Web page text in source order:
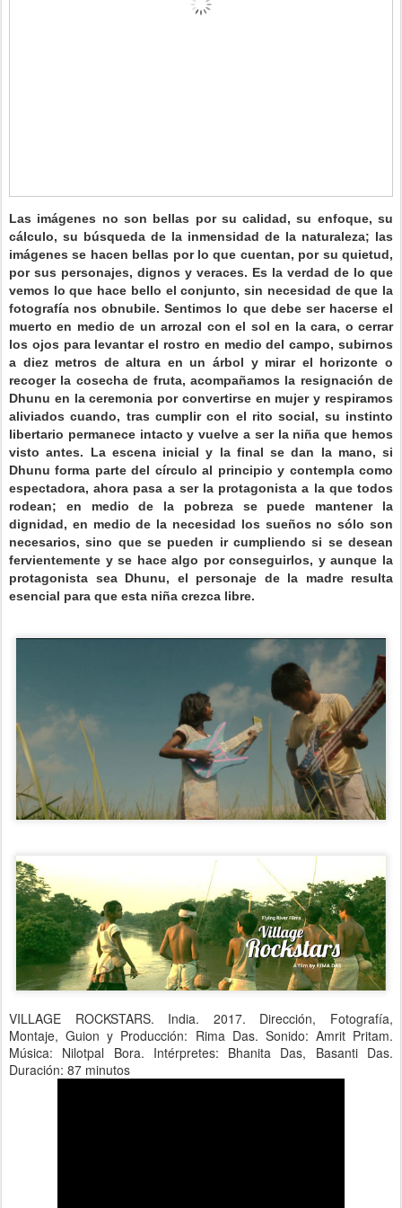
Las imágenes no son bellas por su calidad, su enfoque, su
cálculo, su búsqueda de la inmensidad de la naturaleza; las
imágenes se hacen bellas por lo que cuentan, por su quietud,
por sus personajes, dignos y veraces. Es la verdad de lo que
vemos lo que hace bello el conjunto, sin necesidad de que la
fotografía nos obnubile. Sentimos lo que debe ser hacerse el
muerto en medio de un arrozal con el sol en la cara, o cerrar
los ojos para levantar el rostro en medio del campo, subirnos
a diez metros de altura en un árbol y mirar el horizonte o
recoger la cosecha de fruta, acompañamos la resignación de
Dhunu en la ceremonia por convertirse en mujer y respiramos
aliviados cuando, tras cumplir con el rito social, su instinto
libertario permanece intacto y vuelve a ser la niña que hemos
visto antes. La escena inicial y la final se dan la mano, si
Dhunu forma parte del círculo al principio y contempla como
espectadora, ahora pasa a ser la protagonista a la que todos
rodean; en medio de la pobreza se puede mantener la
dignidad, en medio de la necesidad los sueños no sólo son
necesarios, sino que se pueden ir cumpliendo si se desean
fervientemente y se hace algo por conseguirlos, y aunque la
protagonista sea Dhunu, el personaje de la madre resulta
esencial para que esta niña crezca libre.
VILLAGE ROCKSTARS. India. 2017. Dirección, Fotografía,
Montaje, Guion y Producción: Rima Das. Sonido: Amrit Pritam.
Música: Nilotpal Bora. Intérpretes: Bhanita Das, Basanti Das.
Duración: 87 minutos